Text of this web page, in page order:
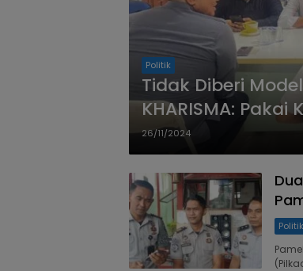
Politik
Tidak Diberi
KHARISMA: Pakai
26/11/2024
Politik